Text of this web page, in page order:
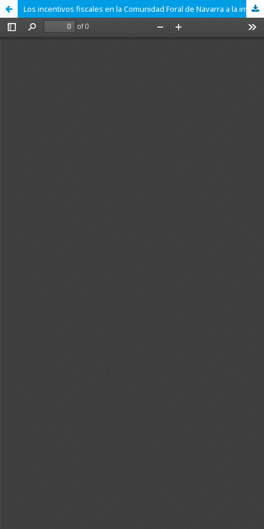
Los incentivos fiscales en la Comunidad Foral de Navarra a la inversión en producciones cinematográficas